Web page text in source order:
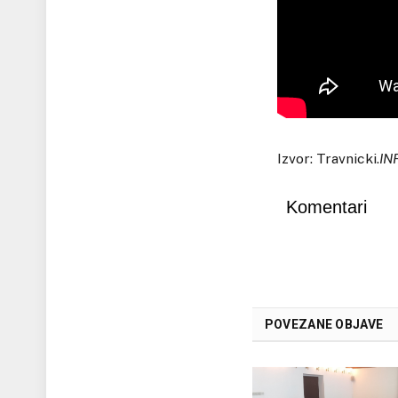
Izvor: Travnicki.
Komentari
POVEZANE OBJAVE